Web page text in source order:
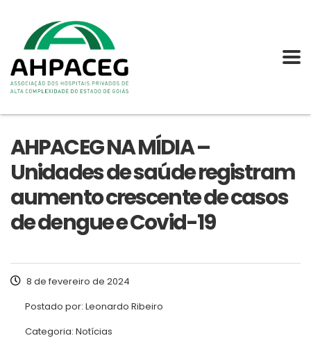
AHPACEG NA MÍDIA –
Unidades de saúde registram
aumento crescente de casos
de dengue e Covid-19
8 de fevereiro de 2024
Postado por: Leonardo Ribeiro
Categoria: Notícias